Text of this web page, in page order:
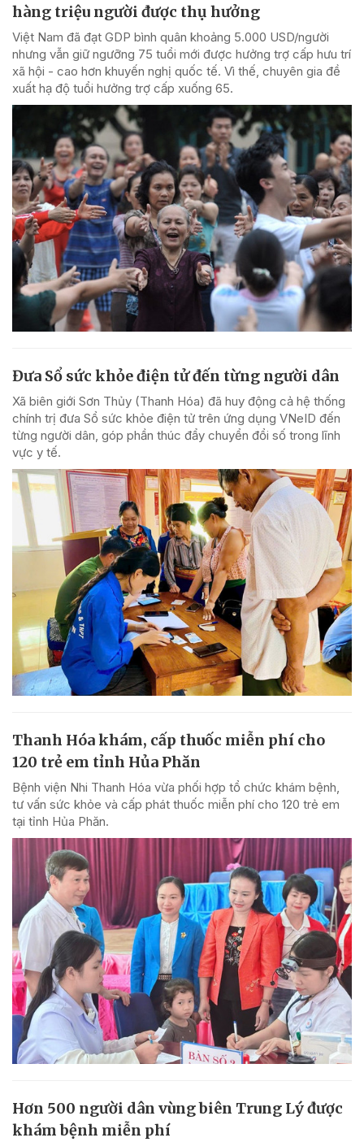
hàng triệu người được thụ hưởng
Việt Nam đã đạt GDP bình quân khoảng 5.000 USD/người
nhưng vẫn giữ ngưỡng 75 tuổi mới được hưởng trợ cấp hưu trí
xã hội - cao hơn khuyến nghị quốc tế. Vì thế, chuyên gia đề
xuất hạ độ tuổi hưởng trợ cấp xuống 65.
Đưa Sổ sức khỏe điện tử đến từng người dân
Xã biên giới Sơn Thủy (Thanh Hóa) đã huy động cả hệ thống
chính trị đưa Sổ sức khỏe điện tử trên ứng dụng VNeID đến
từng người dân, góp phần thúc đẩy chuyển đổi số trong lĩnh
vực y tế.
Thanh Hóa khám, cấp thuốc miễn phí cho
120 trẻ em tỉnh Hủa Phăn
Bệnh viện Nhi Thanh Hóa vừa phối hợp tổ chức khám bệnh,
tư vấn sức khỏe và cấp phát thuốc miễn phí cho 120 trẻ em
tại tỉnh Hủa Phăn.
Hơn 500 người dân vùng biên Trung Lý được
khám bệnh miễn phí